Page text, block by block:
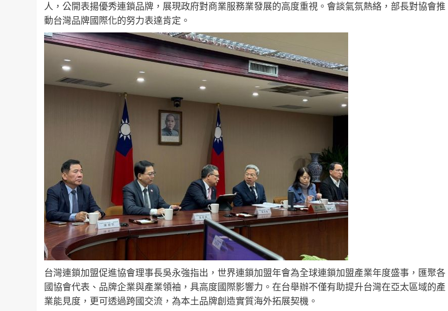
人，公開表揚優秀連鎖品牌，展現政府對商業服務業發展的高度重視。會談氣氛熱絡，部長對協會推
動台灣品牌國際化的努力表達肯定。
台灣連鎖加盟促進協會理事長吳永強指出，世界連鎖加盟年會為全球連鎖加盟產業年度盛事，匯聚各
國協會代表、品牌企業與產業領袖，具高度國際影響力。在台舉辦不僅有助提升台灣在亞太區域的產
業能見度，更可透過跨國交流，為本土品牌創造實質海外拓展契機。